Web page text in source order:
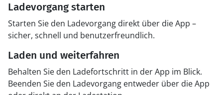
Ladevorgang starten
Starten Sie den Ladevorgang direkt über die App –
sicher, schnell und benutzerfreundlich.
Laden und weiterfahren
Behalten Sie den Ladefortschritt in der App im Blick.
Beenden Sie den Ladevorgang entweder über die App